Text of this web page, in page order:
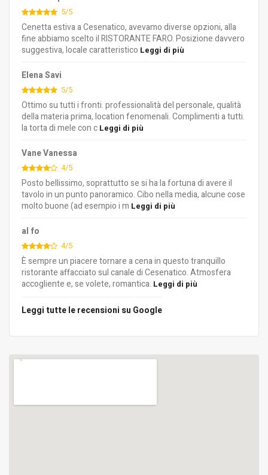
5/5
Cenetta estiva a Cesenatico, avevamo diverse opzioni, alla
fine abbiamo scelto il RISTORANTE FARO. Posizione davvero
suggestiva, locale caratteristico Leggi di più
Elena Savi
5/5
Ottimo su tutti i fronti. professionalità del personale, qualità
della materia prima, location fenomenali. Complimenti a tutti.
la torta di mele con c Leggi di più
Vane Vanessa
4/5
Posto bellissimo, soprattutto se si ha la fortuna di avere il
tavolo in un punto panoramico. Cibo nella media, alcune cose
molto buone (ad esempio i m Leggi di più
al fo
4/5
È sempre un piacere tornare a cena in questo tranquillo
ristorante affacciato sul canale di Cesenatico. Atmosfera
accogliente e, se volete, romantica. Leggi di più
Leggi tutte le recensioni su Google